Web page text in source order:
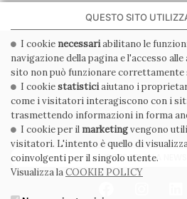
PRIVACY POLICY
CONDIZIONI GENERALI
CODICE ETICO
ISCRIVITI ALLA
QUESTO SITO
I cookie necessariabilitano le
navigazione della pagina e l'accesso
sito non può funzionare correttamente
I cookiestatisticiaiutano i
come i visitatori interagiscono con i
trasmettendo informazioni in forma
I cookie per il marketingvengono
visitatori. L'intento è quello di
coinvolgenti per il singolo utente.
Visualizza laCOOKIE POLICY